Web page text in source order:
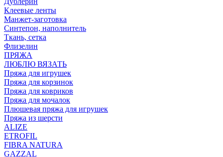
Клеевые ленты
Манжет-заготовка
Синтепон, наполнитель
Ткань, сетка
Флизелин
ПРЯЖА
ЛЮБЛЮ ВЯЗАТЬ
Пряжа для игрушек
Пряжа для корзинок
Пряжа для ковриков
Пряжа для мочалок
Плюшевая пряжа для игрушек
Пряжа из шерсти
ALIZE
ETROFIL
FIBRA NATURA
GAZZAL